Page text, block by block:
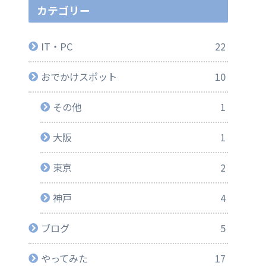
カテゴリー
IT・PC 22
おでかけスポット 10
その他 1
大阪 1
東京 2
神戸 4
ブログ 5
やってみた 17